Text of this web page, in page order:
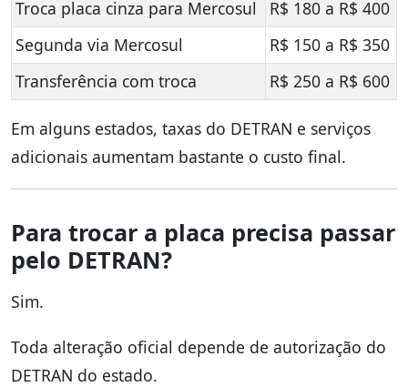
Troca placa cinza para Mercosul
R$ 180 a R$ 400
Segunda via Mercosul
R$ 150 a R$ 350
Transferência com troca
R$ 250 a R$ 600
Em alguns estados, taxas do DETRAN e serviços
adicionais aumentam bastante o custo final.
Para trocar a placa precisa passar
pelo DETRAN?
Sim.
Toda alteração oficial depende de autorização do
DETRAN do estado.